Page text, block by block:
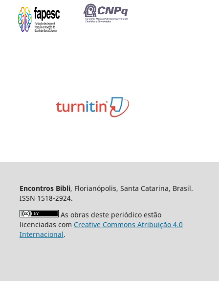
Encontros Bibli, Florianópolis, Santa Catarina, Brasil.
ISSN 1518-2924.
As obras deste periódico estão
licenciadas com Creative Commons Atribuição 4.0
Internacional.